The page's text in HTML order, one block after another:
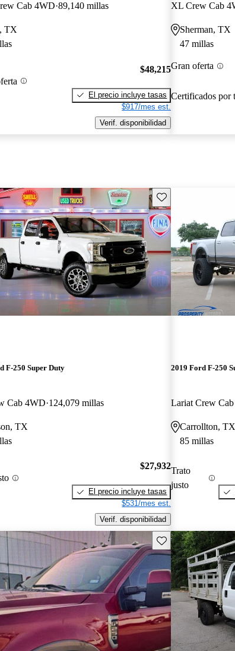
Cab 4WD 89,140 millas
TX
$48,215
El precio incluye tasas
$917/mes est.
Verif. disponibilidad
XL Crew Cab
Sherman, TX
47 millas
Gran oferta
Certificados por
Guarda este Aviso
F-250 Super Duty
Cab 4WD 124,079 millas
TX
$27,932
El precio incluye tasas
$531/mes est.
Verif. disponibilidad
2019 Ford F-250
Lariat Crew
Carrollton, TX
85 millas
Trato
justo
Guarda este Aviso